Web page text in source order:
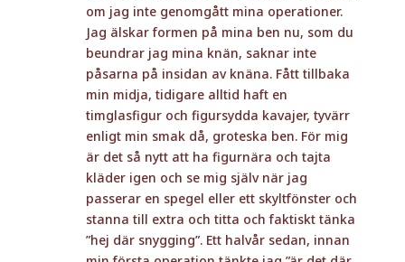
om jag inte genomgått mina operationer.
Jag älskar formen på mina ben nu, som du
beundrar jag mina knän, saknar inte
påsarna på insidan av knäna. Fått tillbaka
min midja, tidigare alltid haft en
timglasfigur och figursydda kavajer, tyvärr
enligt min smak då, groteska ben. För mig
är det så nytt att ha figurnära och tajta
kläder igen och se mig själv när jag
passerar en spegel eller ett skyltfönster och
stanna till extra och titta och faktiskt tänka
”hej där snygging”. Ett halvår sedan, innan